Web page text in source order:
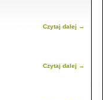
Czytaj dalej →
Czytaj dalej →